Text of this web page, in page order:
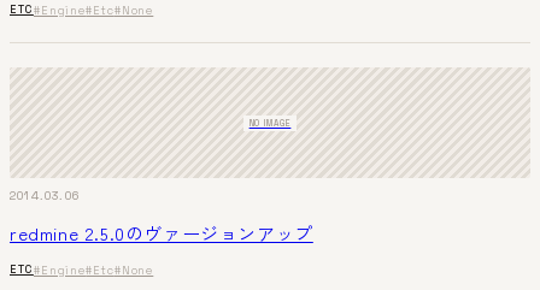
ETC#Engine#Etc#None
NO IMAGE
2014.03.06
redmine 2.5.0のヴァージョンアップ
ETC#Engine#Etc#None